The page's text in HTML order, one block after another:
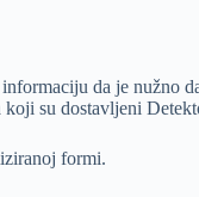
da je nužno
koji su dostavljeni
formi.